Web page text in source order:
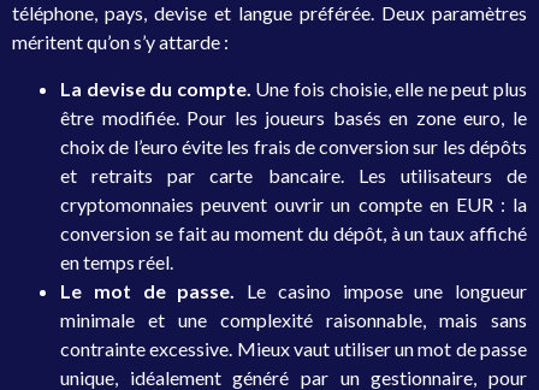
téléphone, pays, devise et langue préférée. Deux paramètres
méritent qu’on s’y attarde :
La devise du compte. Une fois choisie, elle ne peut plus
être modifiée. Pour les joueurs basés en zone euro, le
choix de l’euro évite les frais de conversion sur les dépôts
et retraits par carte bancaire. Les utilisateurs de
cryptomonnaies peuvent ouvrir un compte en EUR : la
conversion se fait au moment du dépôt, à un taux affiché
en temps réel.
Le mot de passe.
Le casino impose une longueur
minimale et une complexité raisonnable, mais sans
contrainte excessive. Mieux vaut utiliser un mot de passe
unique, idéalement généré par un gestionnaire, pour